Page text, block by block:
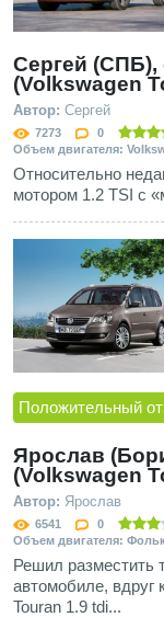
Сергей (СПБ),
(Volkswagen
Автор: Сергей
7273 0
Объем двигателя:
Относительно
мотором 1.2 TSI с
Положительный
Ярослав
(Volkswagen
Автор: Ярослав
6541 0
Объем двигателя:
Решил разместить
автомобиле, вдруг
Touran 1.9 tdi...